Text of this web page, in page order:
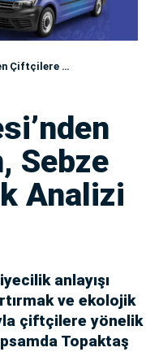
ve Toprak Analizi Desteği
Sebze
Analizi
anlayışı
ve ekolojik
çiftçilere yönelik
Topaktaş